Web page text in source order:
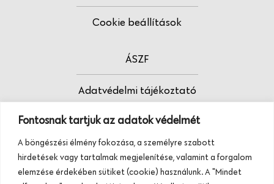
Fontosnak tartjuk az adatok védelmét
A böngészési élmény fokozása, a személyre szabott
hirdetések vagy tartalmak megjelenítése, valamint a forgalom
elemzése érdekében sütiket (cookie) használunk. A "Mindet
Cookie beállítások
ÁSZF
Adatvédelmi tájékoztató
Fodrász vagy?
Tudj meg többet termékeinkről, szolgáltatásainkról.
Hívj minket, vagy üzenj nekünk ezen a
telefonszámon: